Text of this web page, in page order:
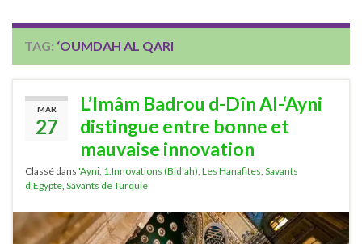
TAG: ‘OUMDAH AL QARI
MAR
27
L’Imâm Badrou d-Dîn Al-‘Ayni
distingue entre bonne et
mauvaise innovation
Classé dans 'Ayni 1.Innovations (Bid'ah) Les Hanafites Savants
d'Egypte Savants de Turquie